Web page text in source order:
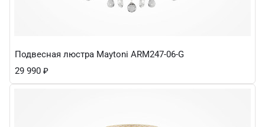
Подвесная люстра Maytoni ARM247-06-G
29 990 ₽